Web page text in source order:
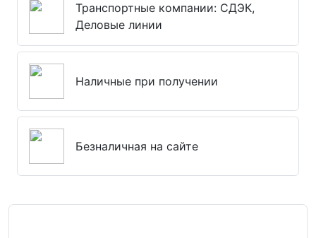
Транспортные компании: СДЭК,
Деловые линии
Наличные при получении
Безналичная на сайте